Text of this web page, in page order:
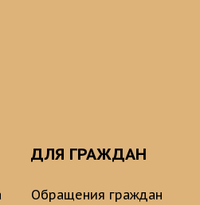
ДЛЯ ГРАЖДАН
Обращения граждан